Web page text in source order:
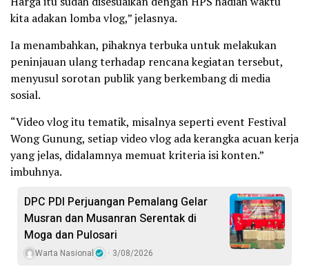
kita adakan lomba vlog,” jelasnya.
Ia menambahkan, pihaknya terbuka untuk melakukan
peninjauan ulang terhadap rencana kegiatan tersebut,
menyusul sorotan publik yang berkembang di media
sosial.
“Video vlog itu tematik, misalnya seperti event Festival
Wong Gunung, setiap video vlog ada kerangka acuan kerja
yang jelas, didalamnya memuat kriteria isi konten.”
imbuhnya.
DPC PDI Perjuangan Pemalang Gelar
Musran dan Musanran Serentak di
Moga dan Pulosari
Warta Nasional 3/08/2026